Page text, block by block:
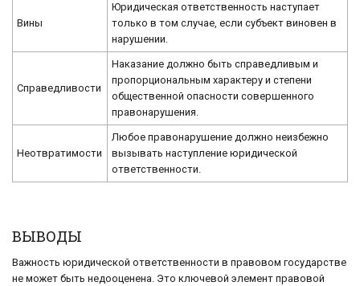
Вины
Юридическая ответственность наступает
только в том случае, если субъект виновен в
нарушении.
Справедливости
Наказание должно быть справедливым и
пропорциональным характеру и степени
общественной опасности совершенного
правонарушения.
Неотвратимости
Любое правонарушение должно неизбежно
вызывать наступление юридической
ответственности.
ВЫВОДЫ
Важность юридической ответственности в правовом государстве
не может быть недооценена. Это ключевой элемент правовой